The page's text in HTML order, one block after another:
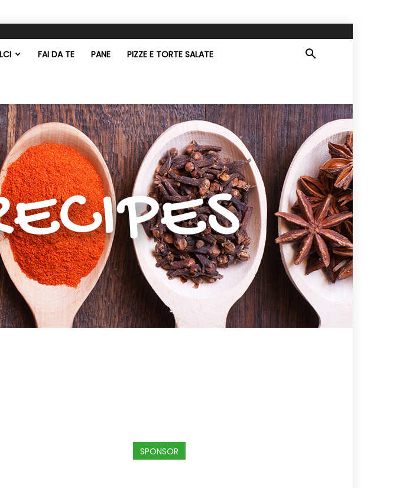
FAI DA TE PANE PIZZE E TORTE SALATE
SPONSOR